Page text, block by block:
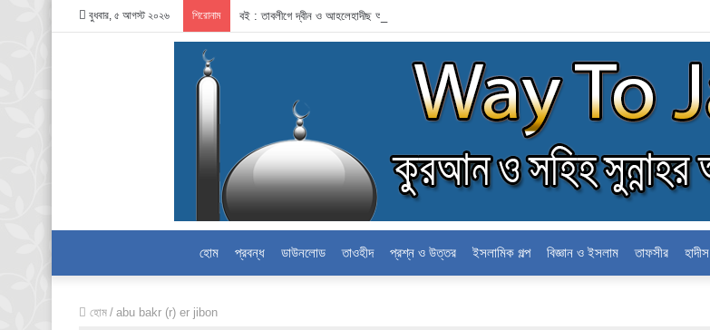
বুধবার, ৫ আগস্ট ২০২৬ শিরোনাম বই : তাবলীগে দ্বীন ও আহলেহাদীছ আন্দোলন
হোম প্রবন্ধ ডাউনলোড তাওহীদ প্রশ্ন ও উত্তর ইসলামিক গল্প বিজ্ঞান ও ইসলাম তাফসীর হাদীস
হোম / abu bakr (r) er jibon